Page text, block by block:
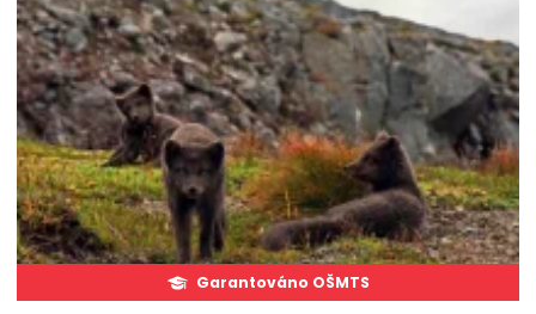
Garantováno OŠMTS